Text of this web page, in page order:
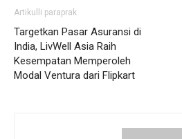
Artikulli paraprak
Targetkan Pasar Asuransi di
India, LivWell Asia Raih
Kesempatan Memperoleh
Modal Ventura dari Flipkart